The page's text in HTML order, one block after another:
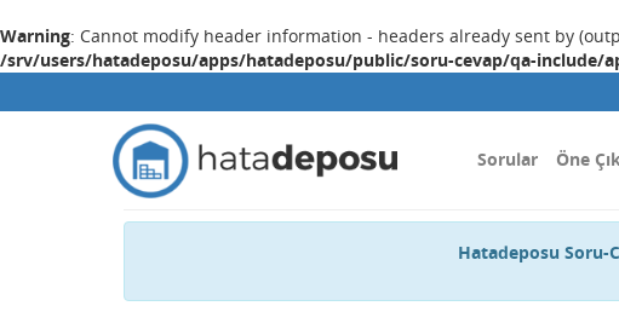
Warning: Cannot modify header information - headers already sent by
/srv/users/hatadeposu/apps/hatadeposu/public/soru-cevap/qa-include/
Sorular Öne
Hatadeposu Soru-